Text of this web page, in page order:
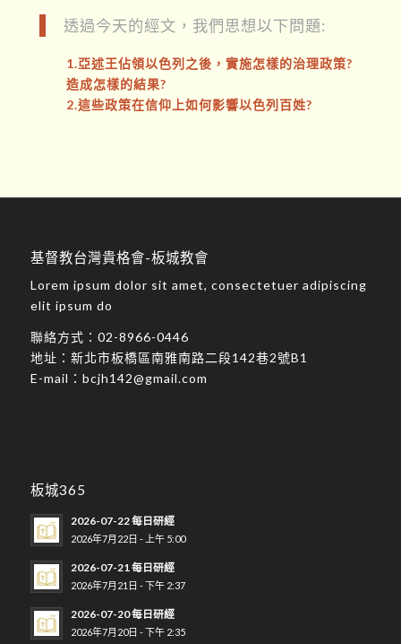
透過今天的經文，我們思想以下問題:
1.亞述王佔領以色列之後，實施怎樣的治理政策?
造成怎樣的結果?
2.這些政策在信仰上如何影響以色列百姓?
基督教台灣貴格會-板城教會
Lorem ipsum dolor sit amet, consectetuer adipiscing
elit ipsum do
聯絡方式： 02-8966-0446
地址： 新北市板橋區南雅南路二段142巷2號B1
E-mail： bcjh142@gmail.com
板城365
2026-07-22 每日研經
2026年7月22日 - 上午 5:00
2026-07-21 每日研經
2026年7月21日 - 下午 2:37
2026-07-20 每日研經
2026年7月20日 - 下午 2:35